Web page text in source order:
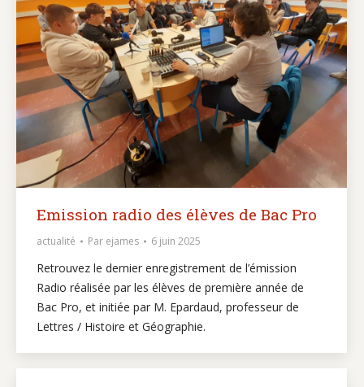
Emission radio des élèves de Bac Pro
actualité Par ejames 6 juin 2025
Retrouvez le dernier enregistrement de l’émission
Radio réalisée par les élèves de première année de
Bac Pro, et initiée par M. Epardaud, professeur de
Lettres / Histoire et Géographie.